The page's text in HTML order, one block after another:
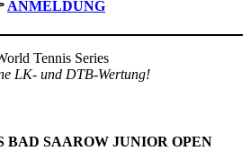
ANMELDUNG
Tennis Series
LK- und DTB-Wertung!
BAD SAAROW JUNIOR OPEN